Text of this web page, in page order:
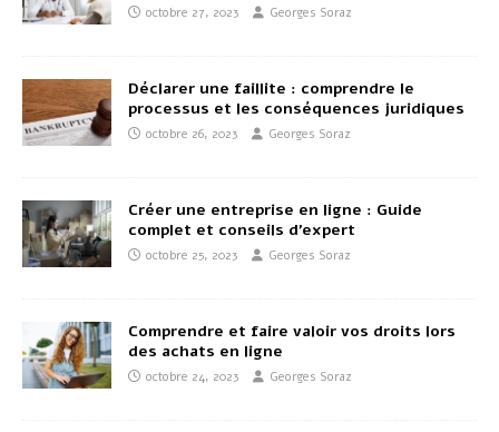
octobre 27, 2023 Georges Soraz
Déclarer une faillite : comprendre le
processus et les conséquences juridiques
octobre 26, 2023 Georges Soraz
Créer une entreprise en ligne : Guide
complet et conseils d’expert
octobre 25, 2023 Georges Soraz
Comprendre et faire valoir vos droits lors
des achats en ligne
octobre 24, 2023 Georges Soraz